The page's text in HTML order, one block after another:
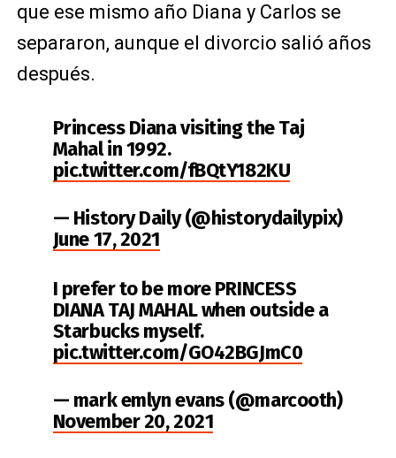
que ese mismo año Diana y Carlos se
separaron, aunque el divorcio salió años
después.
Princess Diana visiting the Taj
Mahal in 1992.
pic.twitter.com/fBQtY182KU
— History Daily (@historydailypix)
June 17, 2021
I prefer to be more PRINCESS
DIANA TAJ MAHAL when outside a
Starbucks myself.
pic.twitter.com/GO42BGJmC0
— mark emlyn evans (@marcooth)
November 20, 2021